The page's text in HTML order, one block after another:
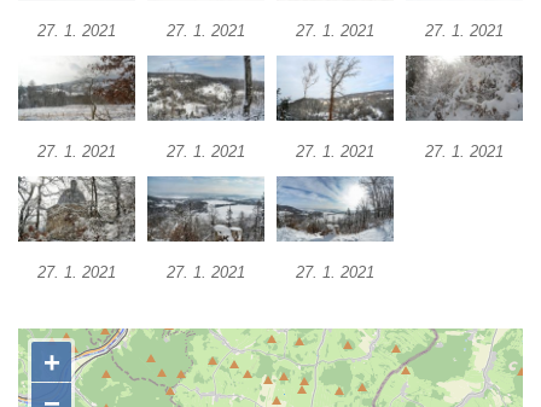
Vyhlídka Na Zámečku nad Vysokou Lípou
Vyhlídka Švýcárna nad Drnovcem u
Cvikova
pramenů v Lázních Libverda
Vyhlídka Libverdských pramenů v Lázních
Libverda
Vyhlídka Pekelské sázky před osadou
Vyhlídka Hejnické Madony u hřbitova v
Lázních Libverda
27. 1. 2021 27. 1. 2021 27. 1. 2021 27. 1. 2021
27. 1. 2021 27. 1. 2021 27. 1. 2021 27. 1. 2021
27. 1. 2021 27. 1. 2021 27. 1. 2021